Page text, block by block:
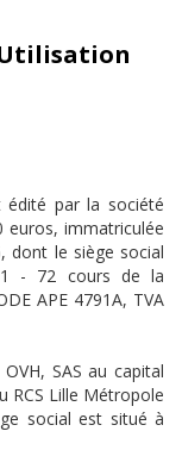
édité par la société
euros, immatriculée
dont le siège social
- 72 cours de la
APE 4791A, TVA
SAS au capital
RCS Lille Métropole
social est situé à